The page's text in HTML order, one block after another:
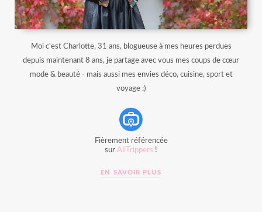
Moi c'est Charlotte, 31 ans, blogueuse à mes heures perdues
depuis maintenant 8 ans, je partage avec vous mes coups de cœur
mode & beauté - mais aussi mes envies déco, cuisine, sport et
voyage :)
Fièrement référencée
sur AllTrippers !
EN SAVOIR PLUS